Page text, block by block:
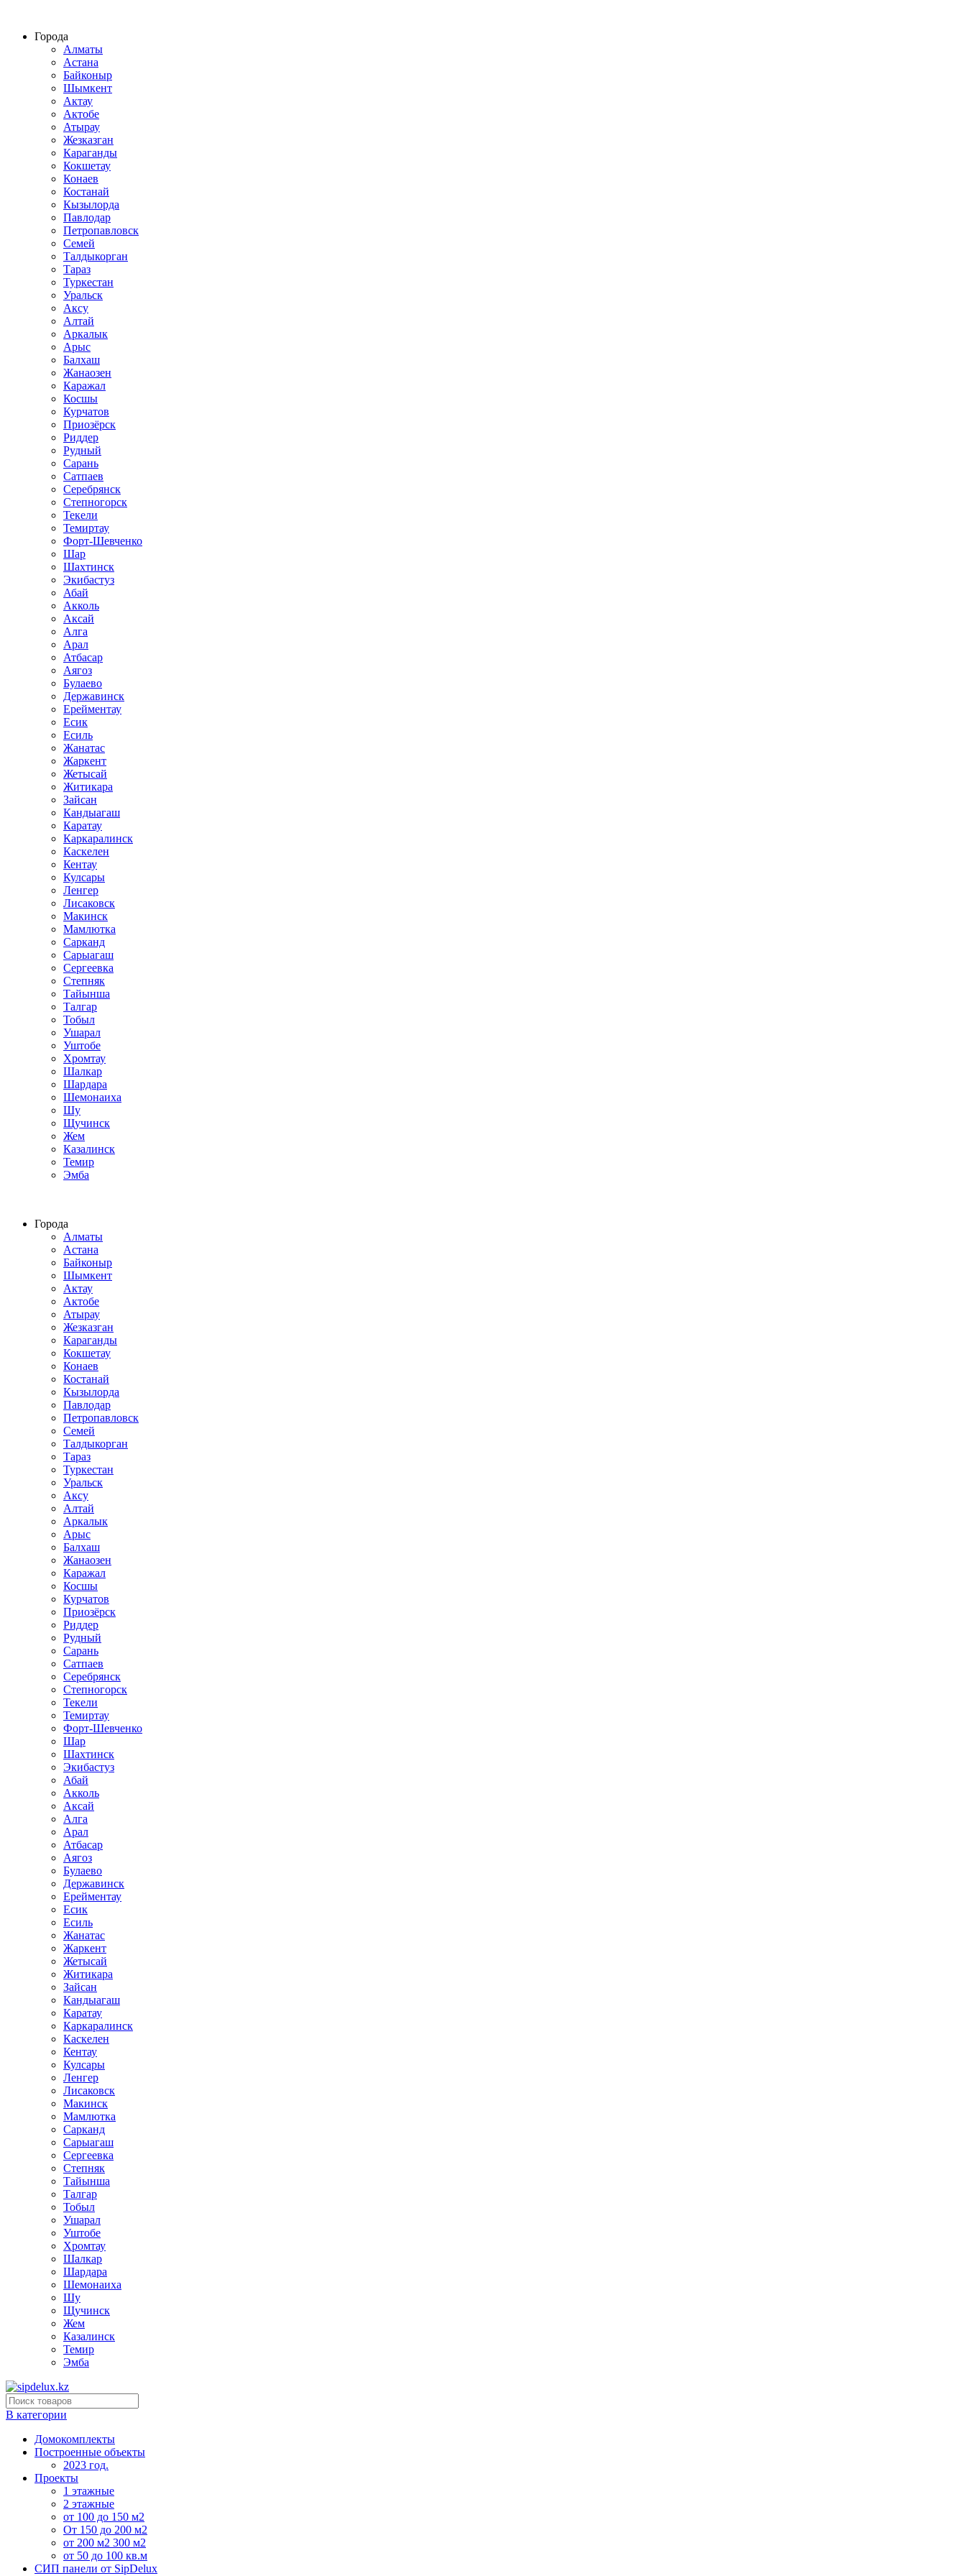
Города
Алматы
Астана
Байконыр
Шымкент
Актау
Актобе
Атырау
Жезказган
Караганды
Кокшетау
Конаев
Костанай
Кызылорда
Павлодар
Петропавловск
Семей
Талдыкорган
Тараз
Туркестан
Уральск
Аксу
Алтай
Аркалык
Арыс
Балхаш
Жанаозен
Каражал
Косшы
Курчатов
Приозёрск
Риддер
Рудный
Сарань
Сатпаев
Серебрянск
Степногорск
Текели
Темиртау
Форт-Шевченко
Шар
Шахтинск
Экибастуз
Абай
Акколь
Аксай
Алга
Арал
Атбасар
Аягоз
Булаево
Державинск
Ерейментау
Есик
Есиль
Жанатас
Жаркент
Жетысай
Житикара
Зайсан
Кандыагаш
Каратау
Каркаралинск
Каскелен
Кентау
Кулсары
Ленгер
Лисаковск
Макинск
Мамлютка
Сарканд
Сарыагаш
Сергеевка
Степняк
Тайынша
Талгар
Тобыл
Ушарал
Уштобе
Хромтау
Шалкар
Шардара
Шемонаиха
Шу
Щучинск
Жем
Казалинск
Темир
Эмба
Города
Алматы
Астана
Байконыр
Шымкент
Актау
Актобе
Атырау
Жезказган
Караганды
Кокшетау
Конаев
Костанай
Кызылорда
Павлодар
Петропавловск
Семей
Талдыкорган
Тараз
Туркестан
Уральск
Аксу
Алтай
Аркалык
Арыс
Балхаш
Жанаозен
Каражал
Косшы
Курчатов
Приозёрск
Риддер
Рудный
Сарань
Сатпаев
Серебрянск
Степногорск
Текели
Темиртау
Форт-Шевченко
Шар
Шахтинск
Экибастуз
Абай
Акколь
Аксай
Алга
Арал
Атбасар
Аягоз
Булаево
Державинск
Ерейментау
Есик
Есиль
Жанатас
Жаркент
Жетысай
Житикара
Зайсан
Кандыагаш
Каратау
Каркаралинск
Каскелен
Кентау
Кулсары
Ленгер
Лисаковск
Макинск
Мамлютка
Сарканд
Сарыагаш
Сергеевка
Степняк
Тайынша
Талгар
Тобыл
Ушарал
Уштобе
Хромтау
Шалкар
Шардара
Шемонаиха
Шу
Щучинск
Жем
Казалинск
Темир
Эмба
В категории
Домокомплекты
Построенные объекты
2023 год.
Проекты
1 этажные
2 этажные
от 100 до 150 м2
От 150 до 200 м2
от 200 м2 300 м2
от 50 до 100 кв.м
СИП панели от SipDelux